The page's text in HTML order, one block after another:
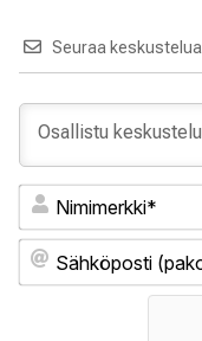
Seuraa keskustelua